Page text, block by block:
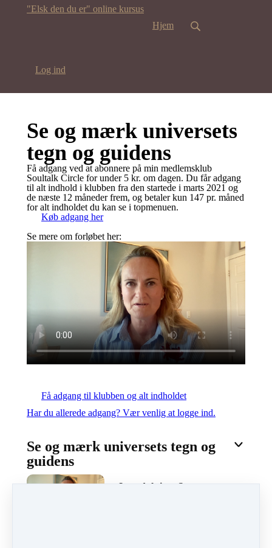
"Elsk den du er" online kursus
Hjem
Log ind
Se og mærk universets
tegn og guidens
Få adgang ved at abonnere på min medlemsklub
Soultalk Circle for under 5 kr. om dagen. Du får adgang
til alt indhold i klubben fra den startede i marts 2021 og
de næste 12 måneder frem, og betaler kun 147 pr. måned
for alt indholdet du kan se i topmenuen.
Køb adgang her
Se mere om forløbet her:
Få adgang til klubben og alt indholdet
Har du allerede adgang? Vær venlig at logge ind.
Se og mærk universets tegn og
guidens
Introduktion: Se og